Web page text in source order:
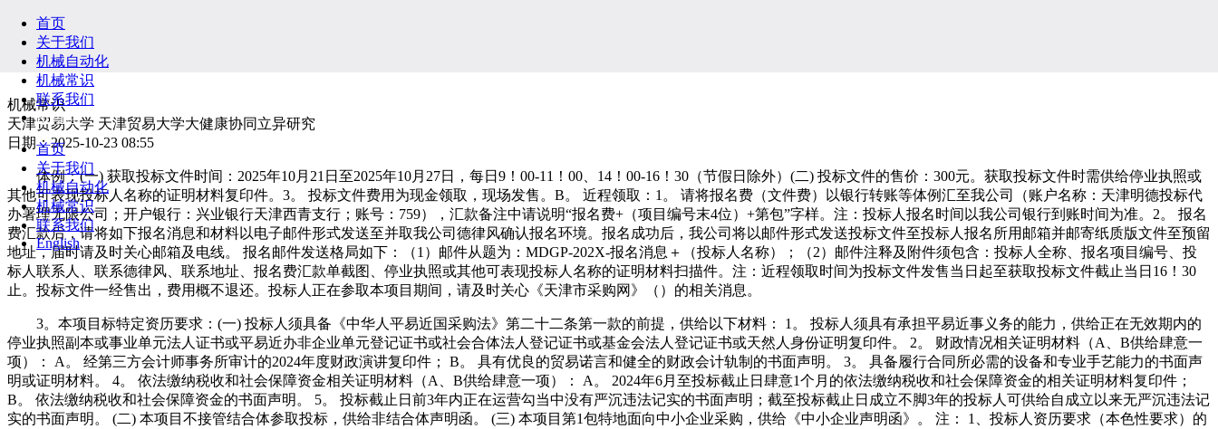
首页
关于我们
机械自动化
机械常识
联系我们
English
首页
关于我们
机械自动化
机械常识
联系我们
English
机械常识
天津贸易大学 天津贸易大学大健康协同立异研究
日期：2025-10-23 08:55
体例：(一) 获取投标文件时间：2025年10月21日至2025年10月27日，每日9！00-11！00、14！00-16！30（节假日除外）(二) 投标文件的售价：300元。获取投标文件时需供给停业执照或
其他可表现投标人名称的证明材料复印件。3。 投标文件费用为现金领取，现场发售。B。 近程领取：1。 请将报名费（文件费）以银行转账等体例汇至我公司（账户名称：天津明德投标代
办署理无限公司；开户银行：兴业银行天津西青支行；账号：759），汇款备注中请说明“报名费+（项目编号末4位）+第包”字样。注：投标人报名时间以我公司银行到账时间为准。2。 报名
费汇款后，请将如下报名消息和材料以电子邮件形式发送至并取我公司德律风确认报名环境。报名成功后，我公司将以邮件形式发送投标文件至投标人报名所用邮箱并邮寄纸质版文件至预留
地址，届时请及时关心邮箱及电线。 报名邮件发送格局如下：（1）邮件从题为：MDGP-202X-报名消息＋（投标人名称）；（2）邮件注释及附件须包含：投标人全称、报名项目编号、投
标人联系人、联系德律风、联系地址、报名费汇款单截图、停业执照或其他可表现投标人名称的证明材料扫描件。注：近程领取时间为投标文件发售当日起至获取投标文件截止当日16！30
止。投标文件一经售出，费用概不退还。投标人正在参取本项目期间，请及时关心《天津市采购网》（）的相关消息。
3。本项目标特定资历要求：(一) 投标人须具备《中华人平易近国采购法》第二十二条第一款的前提，供给以下材料： 1。 投标人须具有承担平易近事义务的能力，供给正在无效期内的
停业执照副本或事业单元法人证书或平易近办非企业单元登记证书或社会合体法人登记证书或基金会法人登记证书或天然人身份证明复印件。 2。 财政情况相关证明材料（A、B供给肆意一
项）： A。 经第三方会计师事务所审计的2024年度财政演讲复印件； B。 具有优良的贸易诺言和健全的财政会计轨制的书面声明。 3。 具备履行合同所必需的设备和专业手艺能力的书面声
明或证明材料。 4。 依法缴纳税收和社会保障资金相关证明材料（A、B供给肆意一项）： A。 2024年6月至投标截止日肆意1个月的依法缴纳税收和社会保障资金的相关证明材料复印件；
B。 依法缴纳税收和社会保障资金的书面声明。 5。 投标截止日前3年内正在运营勾当中没有严沉违法记实的书面声明；截至投标截止日成立不脚3年的投标人可供给自成立以来无严沉违法记
实的书面声明。 (二) 本项目不接管结合体参取投标，供给非结合体声明函。 (三) 本项目第1包特地面向中小企业采购，供给《中小企业声明函》。 注： 1、投标人资历要求（本色性要求）的